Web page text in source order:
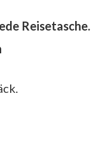
Reisetasche.